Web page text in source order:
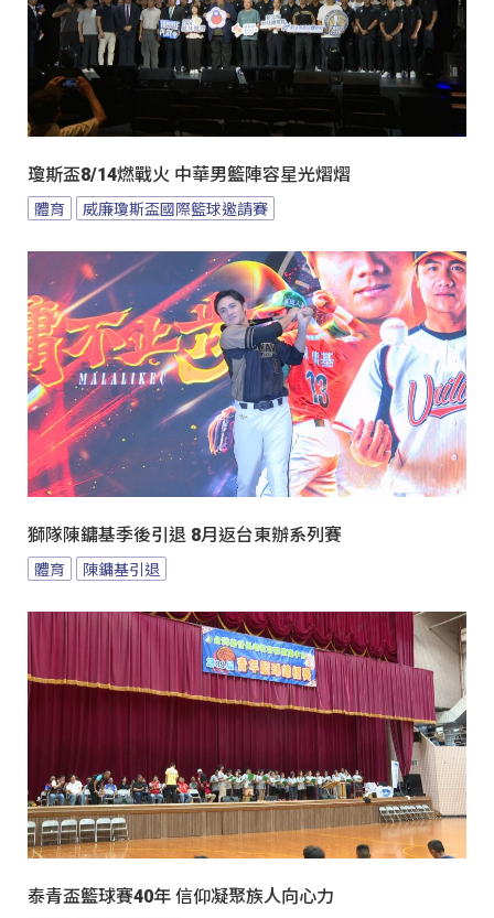
瓊斯盃8/14燃戰火 中華男籃陣容星光熠熠
體育 威廉瓊斯盃國際籃球邀請賽
獅隊陳鏞基季後引退 8月返台東辦系列賽
體育 陳鏞基引退
泰青盃籃球賽40年 信仰凝聚族人向心力